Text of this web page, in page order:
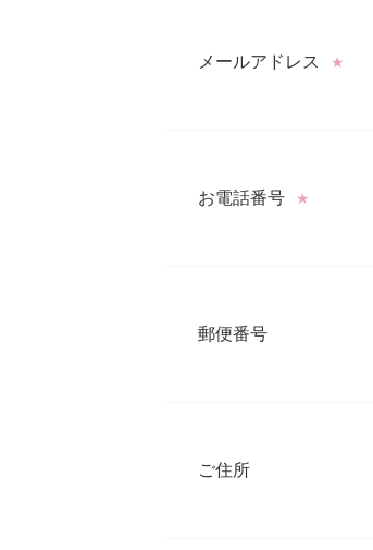
メールアドレス ★
お電話番号 ★
郵便番号
ご住所